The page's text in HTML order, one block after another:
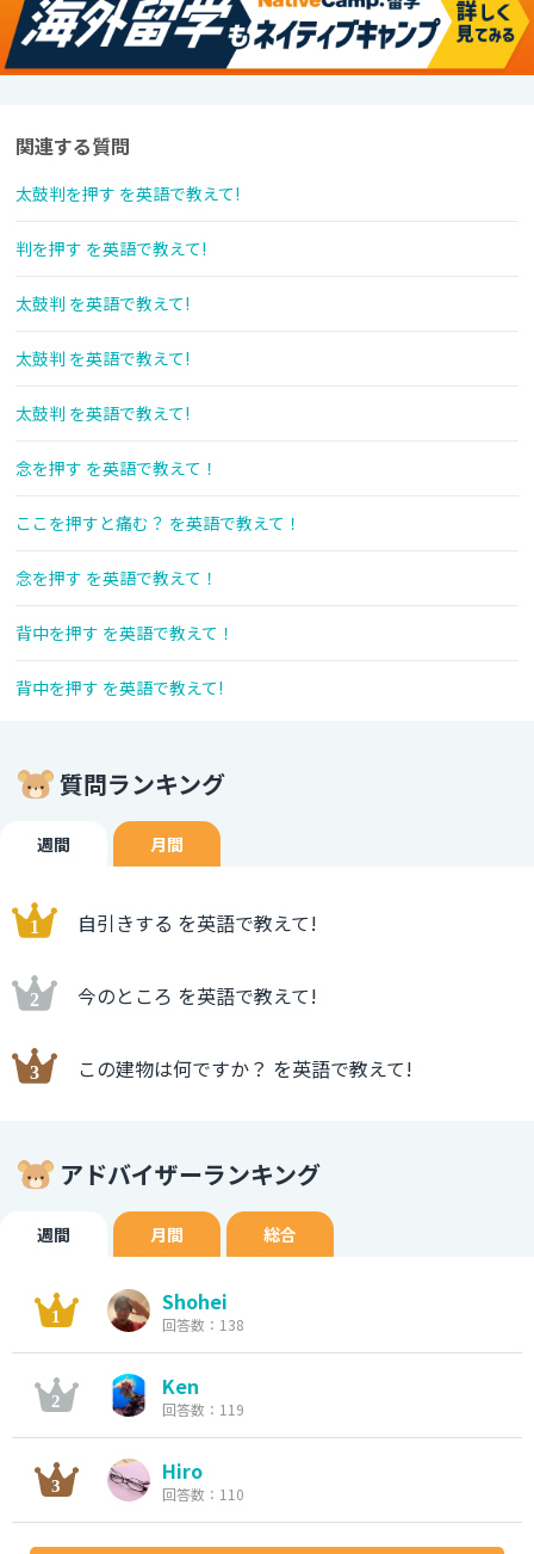
関連する質問
太鼓判を押す を英語で教えて!
判を押す を英語で教えて!
太鼓判 を英語で教えて!
太鼓判 を英語で教えて!
太鼓判 を英語で教えて!
念を押す を英語で教えて！
ここを押すと痛む？ を英語で教えて！
念を押す を英語で教えて！
背中を押す を英語で教えて！
背中を押す を英語で教えて!
質問ランキング
週間 月間
自引きする を英語で教えて!
今のところ を英語で教えて!
この建物は何ですか？ を英語で教えて!
アドバイザーランキング
週間 月間 総合
Shohei
回答数：138
Ken
回答数：119
Hiro
回答数：110